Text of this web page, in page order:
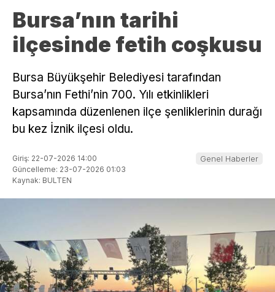
Bursa’nın tarihi
ilçesinde fetih coşkusu
Bursa Büyükşehir Belediyesi tarafından
Bursa’nın Fethi’nin 700. Yılı etkinlikleri
kapsamında düzenlenen ilçe şenliklerinin durağı
bu kez İznik ilçesi oldu.
Giriş: 22-07-2026 14:00
Güncelleme: 23-07-2026 01:03
Kaynak: BULTEN
Genel Haberler